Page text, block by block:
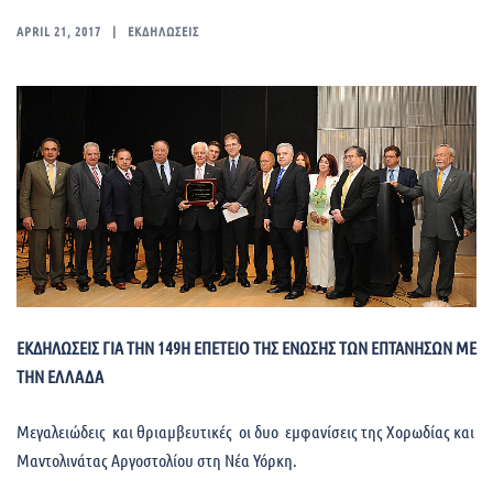
APRIL 21, 2017 ΕΚΔΗΛΩΣΕΙΣ
ΕΚΔΗΛΩΣΕΙΣ ΓΙΑ ΤΗΝ 149Η ΕΠΕΤΕΙΟ ΤΗΣ ΕΝΩΣΗΣ ΤΩΝ ΕΠΤΑΝΗΣΩΝ ΜΕ
ΤΗΝ ΕΛΛΑΔΑ
Μεγαλειώδεις και θριαμβευτικές οι δυο εμφανίσεις της Χορωδίας και
Μαντολινάτας Αργοστολίου στη Νέα Υόρκη.